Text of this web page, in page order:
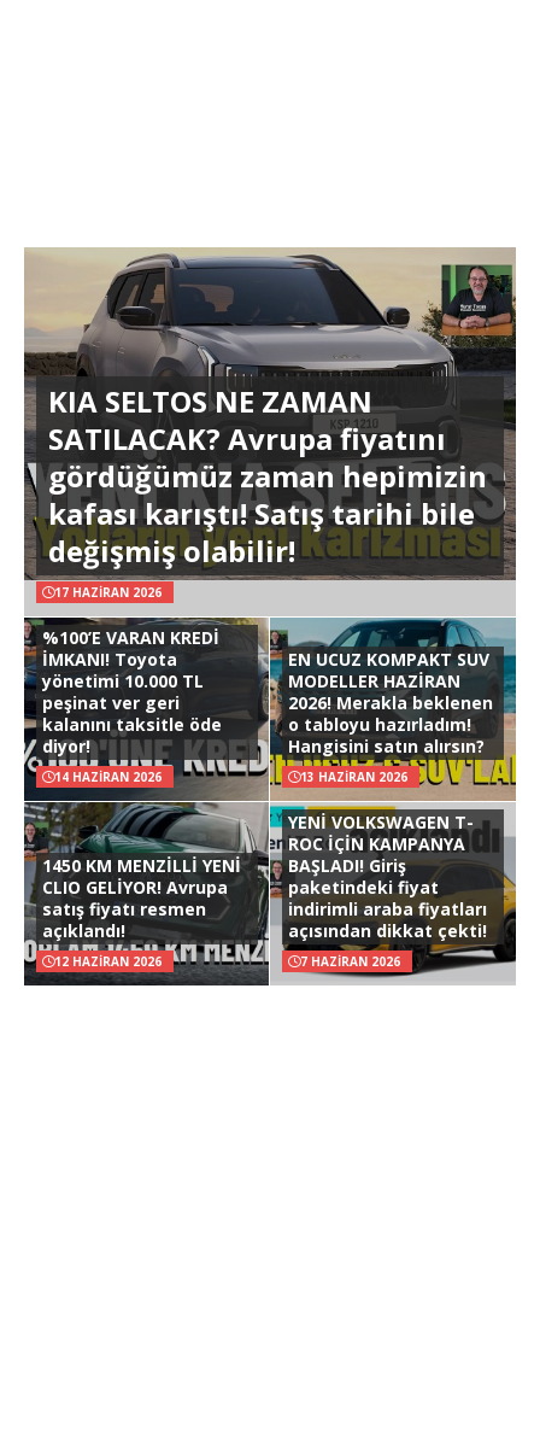
KIA SELTOS NE ZAMAN
SATILACAK? Avrupa fiyatını
gördüğümüz zaman hepimizin
kafası karıştı! Satış tarihi bile
değişmiş olabilir!
17 HAZIRAN 2026
%100’E VARAN KREDİ
İMKANI! Toyota
yönetimi 10.000 TL
peşinat ver geri
kalanını taksitle öde
diyor!
14 HAZIRAN 2026
EN UCUZ KOMPAKT SUV
MODELLER HAZİRAN
2026! Merakla beklenen
o tabloyu hazırladım!
Hangisini satın alırsın?
13 HAZIRAN 2026
1450 KM MENZİLLİ YENİ
CLIO GELİYOR! Avrupa
satış fiyatı resmen
açıklandı!
12 HAZIRAN 2026
YENİ VOLKSWAGEN T-
ROC İÇİN KAMPANYA
BAŞLADI! Giriş
paketindeki fiyat
indirimli araba fiyatları
açısından dikkat çekti!
7 HAZIRAN 2026